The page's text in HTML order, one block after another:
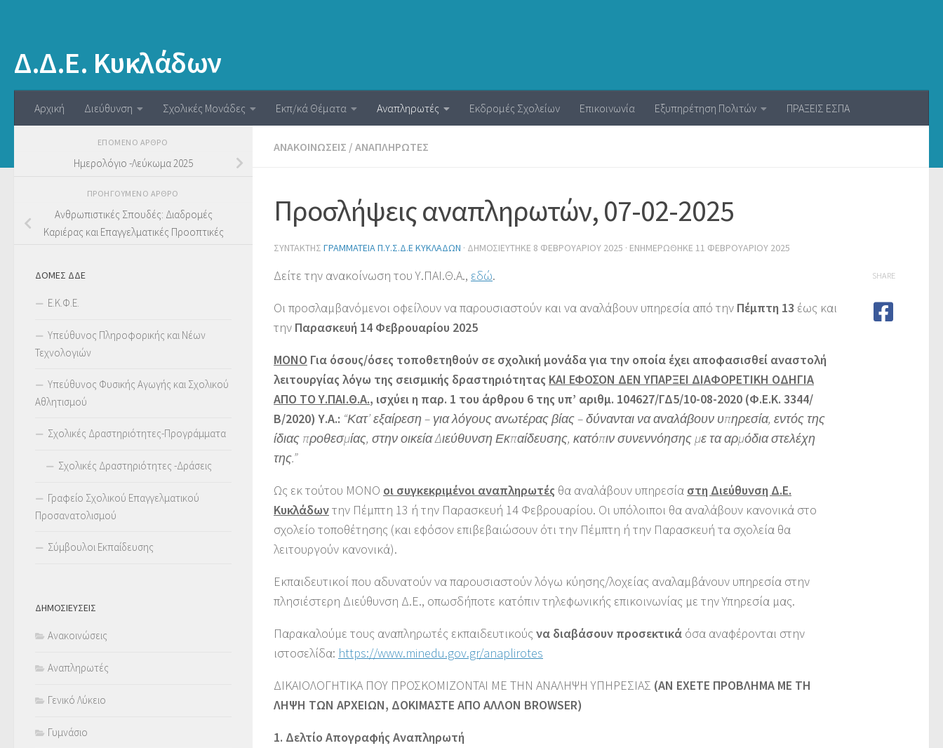
Δ.Δ.Ε. Κυκλάδων
Αρχική Διεύθυνση Σχολικές Μονάδες Εκπ/κά Θέματα Αναπληρωτές Εκδρομές Σχολείων Επικοινωνία Εξυπηρέτηση Πολιτών ΠΡΑΞΕΙΣ ΕΣΠΑ
ΑΝΑΚΟΙΝΏΣΕΙΣ / ΑΝΑΠΛΗΡΩΤΈΣ
Προσλήψεις αναπληρωτών, 07-02-2025
ΣΥΝΤΆΚΤΗΣ ΓΡΑΜΜΑΤΕΊΑ Π.Υ.Σ.Δ.Ε ΚΥΚΛΆΔΩΝ · ΔΗΜΟΣΙΕΎΤΗΚΕ 8 ΦΕΒΡΟΥΑΡΊΟΥ 2025 · ΕΝΗΜΕΡΏΘΗΚΕ 11 ΦΕΒΡΟΥΑΡΊΟΥ 2025
Δείτε την ανακοίνωση του Υ.ΠΑΙ.Θ.Α., εδώ.
Οι προσλαμβανόμενοι οφείλουν να παρουσιαστούν και να αναλάβουν υπηρεσία από την Πέμπτη 13 έως και
την Παρασκευή 14 Φεβρουαρίου 2025
MONO Για όσους/όσες τοποθετηθούν σε σχολική μονάδα για την οποία έχει αποφασισθεί αναστολή
λειτουργίας λόγω της σεισμικής δραστηριότητας ΚΑΙ ΕΦΟΣΟΝ ΔΕΝ ΥΠΑΡΞΕΙ ΔΙΑΦΟΡΕΤΙΚΗ ΟΔΗΓΙΑ
ΑΠΟ ΤΟ Υ.ΠΑΙ.Θ.Α., ισχύει η παρ. 1 του άρθρου 6 της υπ’ αριθμ. 104627/ΓΔ5/10-08-2020 (Φ.Ε.Κ. 3344/
Β/2020) Υ.Α.: “Κατ’ εξαίρεση – για λόγους ανωτέρας βίας – δύνανται να αναλάβουν υπηρεσία, εντός της
ίδιας προθεσμίας, στην οικεία Διεύθυνση Εκπαίδευσης, κατόπιν συνεννόησης με τα αρμόδια στελέχη
της.”
Ως εκ τούτου MONO οι συγκεκριμένοι αναπληρωτές θα αναλάβουν υπηρεσία στη Διεύθυνση Δ.Ε.
Κυκλάδωντην Πέμπτη 13 ή την Παρασκευή 14 Φεβρουαρίου. Οι υπόλοιποι θα αναλάβουν κανονικά στο
σχολείο τοποθέτησης (και εφόσον επιβεβαιώσουν ότι την Πέμπτη ή την Παρασκευή τα σχολεία θα
λειτουργούν κανονικά).
Εκπαιδευτικοί που αδυνατούν να παρουσιαστούν λόγω κύησης/λοχείας αναλαμβάνουν υπηρεσία στην
πλησιέστερη Διεύθυνση Δ.Ε., οπωσδήποτε κατόπιν τηλεφωνικής επικοινωνίας με την Υπηρεσία μας.
Παρακαλούμε τους αναπληρωτές εκπαιδευτικούςνα διαβάσουν προσεκτικά όσα αναφέρονται στην
ιστοσελίδα: https://www.minedu.gov.gr/anaplirotes
ΔΙΚΑΙΟΛΟΓΗΤΙΚΑ ΠΟΥ ΠΡΟΣΚΟΜΙΖΟΝΤΑΙ ΜΕ ΤΗΝ ΑΝΑΛΗΨΗ ΥΠΗΡΕΣΙΑΣ (ΑΝ ΕΧΕΤΕ ΠΡΟΒΛΗΜΑ ΜΕ ΤΗ
ΛΗΨΗ ΤΩΝ ΑΡΧΕΙΩΝ, ΔΟΚΙΜΑΣΤΕ ΑΠΟ ΑΛΛΟΝ BROWSER)
1. Δελτίο Απογραφής Αναπληρωτή
SHARE
ΕΠΌΜΕΝΟ ΆΡΘΡΟ
Ημερολόγιο -Λεύκωμα 2025
ΠΡΟΗΓΟΎΜΕΝΟ ΆΡΘΡΟ
Ανθρωπιστικές Σπουδές: Διαδρομές
Καριέρας και Επαγγελματικές Προοπτικές
ΔΟΜΕΣ ΔΔΕ
Ε.Κ.Φ.Ε.
Υπεύθυνος Πληροφορικής και Νέων
Τεχνολογιών
Υπεύθυνος Φυσικής Αγωγής και Σχολικού
Αθλητισμού
Σχολικές Δραστηριότητες-Προγράμματα
Σχολικές Δραστηριότητες -Δράσεις
Γραφείο Σχολικού Επαγγελματικού
Προσανατολισμού
Σύμβουλοι Εκπαίδευσης
ΔΗΜΟΣΙΕΥΣΕΙΣ
Ανακοινώσεις
Αναπληρωτές
Γενικό Λύκειο
Γυμνάσιο